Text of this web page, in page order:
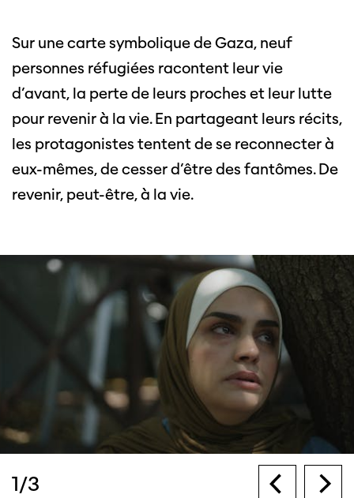
Sur une carte symbolique de Gaza, neuf
personnes réfugiées racontent leur vie
d’avant, la perte de leurs proches et leur lutte
pour revenir à la vie. En partageant leurs récits,
les protagonistes tentent de se reconnecter à
eux-mêmes, de cesser d’être des fantômes. De
revenir, peut-être, à la vie.
1/3